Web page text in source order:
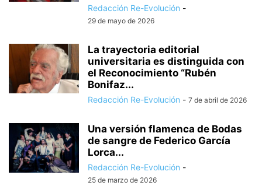
Redacción Re-Evolución -
29 de mayo de 2026
La trayectoria editorial
universitaria es distinguida con
el Reconocimiento “Rubén
Bonifaz...
Redacción Re-Evolución - 7 de abril de 2026
Una versión flamenca de Bodas
de sangre de Federico García
Lorca...
Redacción Re-Evolución -
25 de marzo de 2026